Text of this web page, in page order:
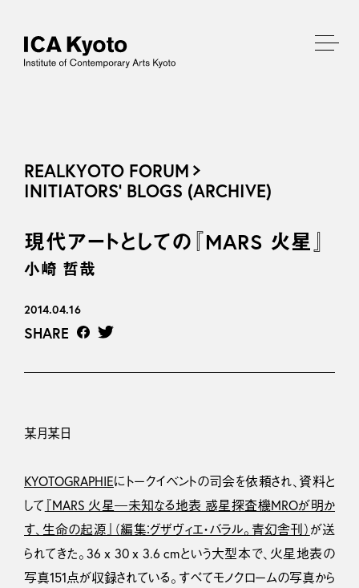
REALKYOTO FORUM
INITIATORS’ BLOGS (ARCHIVE)
現代アートとしての『MARS 火星』
小崎 哲哉
2014.04.16
SHARE
某月某日
KYOTOGRAPHIEにトークイベントの司会を依頼され、資料と
して 『MARS 火星―未知なる地表 惑星探査機MROが明か
す、生命の起源』（編集：グザヴィエ・バラル。青幻舎刊） が送
られてきた。36 x 30 x 3.6 cmという大型本で、火星地表の
写真151点が収録されている。すべてモノクロームの写真から